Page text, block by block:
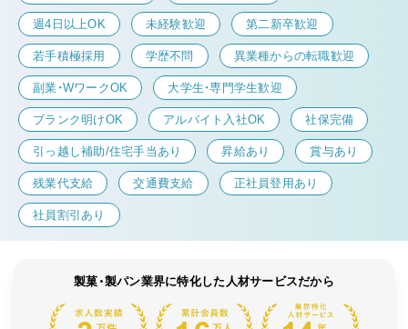
週4日以上OK 未経験歓迎 第二新卒歓迎
若手積極採用 学歴不問 異業種からの転職歓迎
副業・WワークOK 大学生・専門学生歓迎
ブランク明けOK アルバイト入社OK 社保完備
引っ越し補助/住宅手当あり 昇給あり 賞与あり
残業代支給 交通費支給 正社員登用あり
社員割引あり
製菓・製パン業界に特化した人材サービスだから